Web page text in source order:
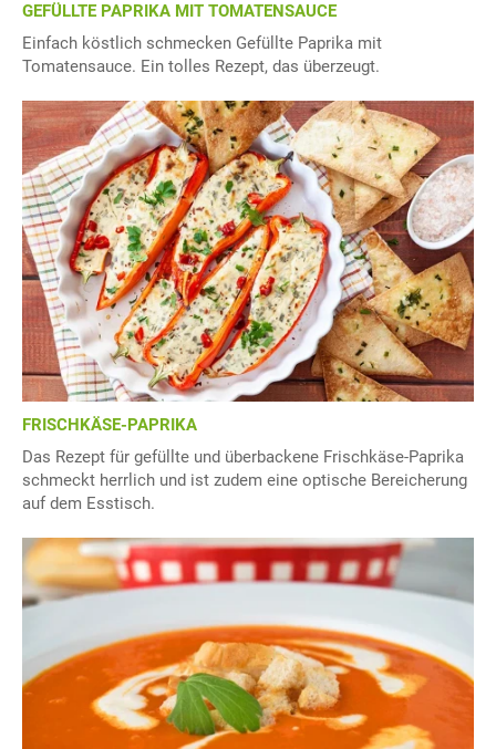
GEFÜLLTE PAPRIKA MIT TOMATENSAUCE
Einfach köstlich schmecken Gefüllte Paprika mit
Tomatensauce. Ein tolles Rezept, das überzeugt.
FRISCHKÄSE-PAPRIKA
Das Rezept für gefüllte und überbackene Frischkäse-Paprika
schmeckt herrlich und ist zudem eine optische Bereicherung
auf dem Esstisch.